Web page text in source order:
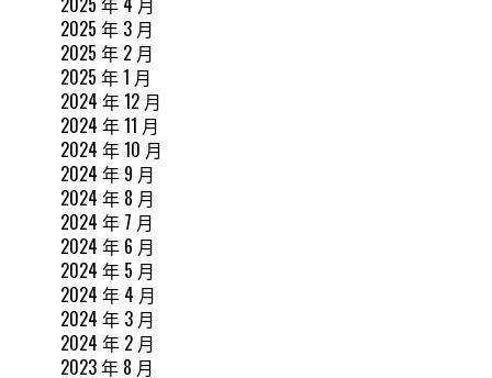
2025 年 3 月
2025 年 2 月
2025 年 1 月
2024 年 12 月
2024 年 11 月
2024 年 10 月
2024 年 9 月
2024 年 8 月
2024 年 7 月
2024 年 6 月
2024 年 5 月
2024 年 4 月
2024 年 3 月
2024 年 2 月
2023 年 8 月